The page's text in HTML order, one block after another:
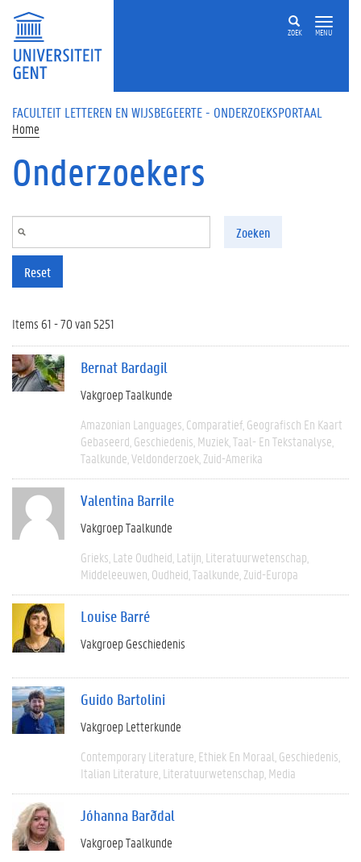
Overslaan en naar de inhoud gaan
ZOEK MENU
FACULTEIT LETTEREN EN WIJSBEGEERTE - ONDERZOEKSPORTAAL
Home
Onderzoekers
Zoeken
Reset
Items 61 - 70 van 5251
Bernat Bardagil
Vakgroep Taalkunde
Amazonian Languages Comparatief Geografisch En Kaart
Gebaseerd Geschiedenis Muziek Taal- En Tekstanalyse
Taalkunde Veldonderzoek Zuid-Amerika
Valentina Barrile
Vakgroep Taalkunde
Grieks Late Oudheid Latijn Literatuurwetenschap
Middeleeuwen Oudheid Taalkunde Zuid-Europa
Louise Barré
Vakgroep Geschiedenis
Guido Bartolini
Vakgroep Letterkunde
Contemporary Literature Ethiek En Moraal Geschiedenis
Italian Literature Literatuurwetenschap Media
Jóhanna Barðdal
Vakgroep Taalkunde